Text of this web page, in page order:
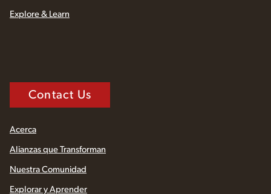
Explore & Learn
Contact Us
Acerca
Alianzas que Transforman
Nuestra Comunidad
Explorar y Aprender